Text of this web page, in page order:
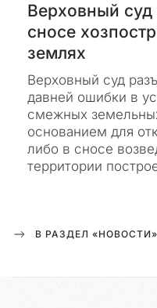
Верховный суд
сносе
землях
Верховный суд
давней ошибки в
смежных
основанием для
либо в сносе
территории
В РАЗДЕЛ «НОВОСТИ»
а
з
у
о
ч
у
с
н
я
ю